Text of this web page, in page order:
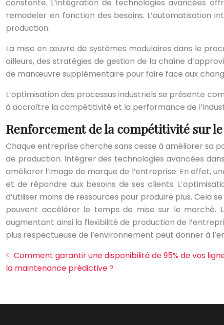
constante. L’intégration de technologies avancées
remodeler en fonction des besoins. L’automatisation
production.
La mise en œuvre de systèmes modulaires dans le
ailleurs, des stratégies de gestion de la chaîne
de manœuvre supplémentaire pour faire face aux
L’optimisation des processus industriels se présente
à accroître la compétitivité et la performance de
Renforcement de la compétitivité sur
Chaque entreprise cherche sans cesse à améliorer sa
de production. Intégrer des technologies avancées
améliorer l’image de marque de l’entreprise. En effet,
et de répondre aux besoins de ses clients.
d’utiliser moins de ressources pour produire plus. Cela
peuvent accélérer le temps de mise sur le marché.
augmentant ainsi la flexibilité de production de
plus respectueuse de l’environnement peut donner à
Comment garantir une disponibilité de 95% de vos
la maintenance prédictive ?